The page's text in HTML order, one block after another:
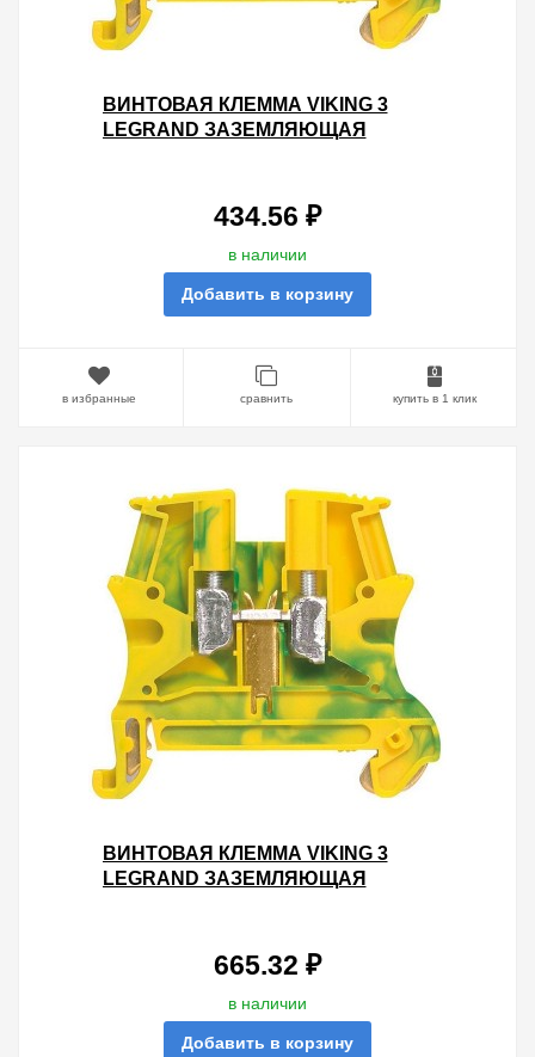
ВИНТОВАЯ КЛЕММА VIKING 3
LEGRAND ЗАЗЕМЛЯЮЩАЯ
434.56 ₽
в наличии
Добавить в корзину
в избранные сравнить купить в 1 клик
ВИНТОВАЯ КЛЕММА VIKING 3
LEGRAND ЗАЗЕМЛЯЮЩАЯ
665.32 ₽
в наличии
Добавить в корзину